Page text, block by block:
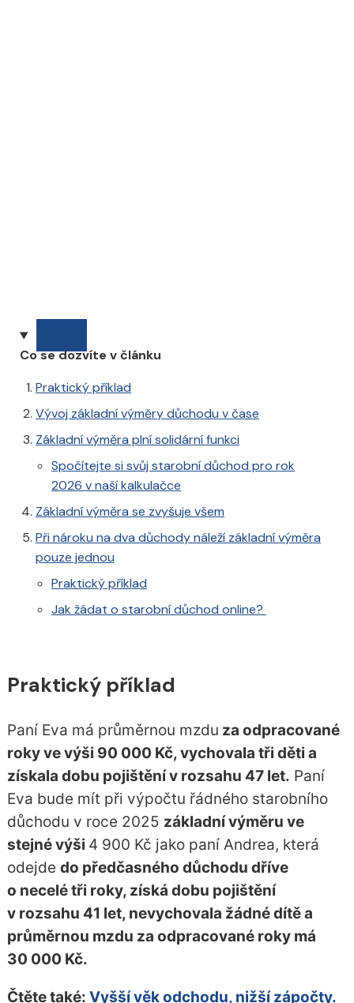
Co se dozvíte v článku
Praktický příklad
Vývoj základní výměry důchodu v čase
Základní výměra plní solidární funkci
Spočítejte si svůj starobní důchod pro rok
2026 v naší kalkulačce
Základní výměra se zvyšuje všem
Při nároku na dva důchody náleží základní výměra
pouze jednou
Praktický příklad
Jak žádat o starobní důchod online?
Praktický příklad
Paní Eva má průměrnou mzdu za odpracované
roky ve výši 90 000 Kč, vychovala tři děti a
získala dobu pojištění v rozsahu 47 let. Paní
Eva bude mít při výpočtu řádného starobního
důchodu v roce 2025 základní výměru ve
stejné výši 4 900 Kč jako paní Andrea, která
odejde do předčasného důchodu dříve
o necelé tři roky, získá dobu pojištění
v rozsahu 41 let, nevychovala žádné dítě a
průměrnou mzdu za odpracované roky má
30 000 Kč.
Čtěte také: Vyšší věk odchodu, nižší zápočty.